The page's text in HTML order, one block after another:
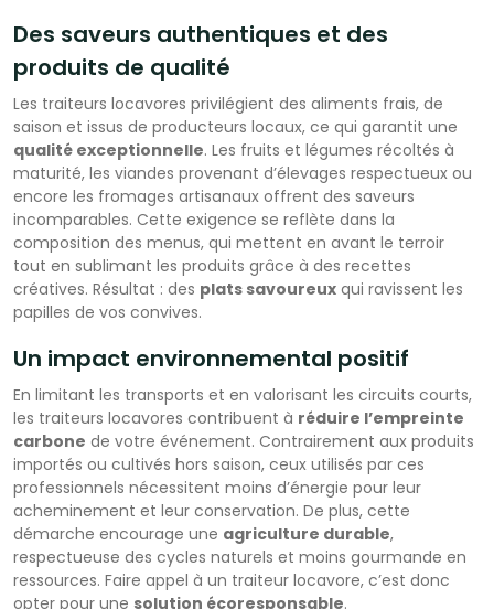
Des saveurs authentiques et des
produits de qualité
Les traiteurs locavores privilégient des aliments frais, de
saison et issus de producteurs locaux, ce qui garantit une
qualité exceptionnelle. Les fruits et légumes récoltés à
maturité, les viandes provenant d’élevages respectueux ou
encore les fromages artisanaux offrent des saveurs
incomparables. Cette exigence se reflète dans la
composition des menus, qui mettent en avant le terroir
tout en sublimant les produits grâce à des recettes
créatives. Résultat : des plats savoureux qui ravissent les
papilles de vos convives.
Un impact environnemental positif
En limitant les transports et en valorisant les circuits courts,
les traiteurs locavores contribuent à réduire l’empreinte
carbone de votre événement. Contrairement aux produits
importés ou cultivés hors saison, ceux utilisés par ces
professionnels nécessitent moins d’énergie pour leur
acheminement et leur conservation. De plus, cette
démarche encourage une agriculture durable,
respectueuse des cycles naturels et moins gourmande en
ressources. Faire appel à un traiteur locavore, c’est donc
opter pour une solution écoresponsable.